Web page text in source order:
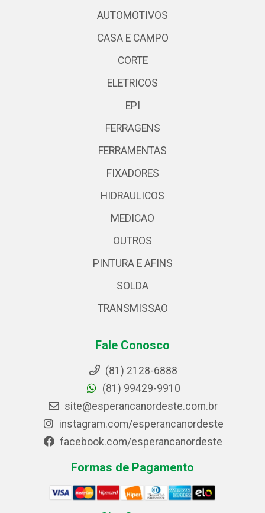
AUTOMOTIVOS
CASA E CAMPO
CORTE
ELETRICOS
EPI
FERRAGENS
FERRAMENTAS
FIXADORES
HIDRAULICOS
MEDICAO
OUTROS
PINTURA E AFINS
SOLDA
TRANSMISSAO
Fale Conosco
(81) 2128-6888
(81) 99429-9910
site@esperancanordeste.com.br
instagram.com/esperancanordeste
facebook.com/esperancanordeste
Formas de Pagamento